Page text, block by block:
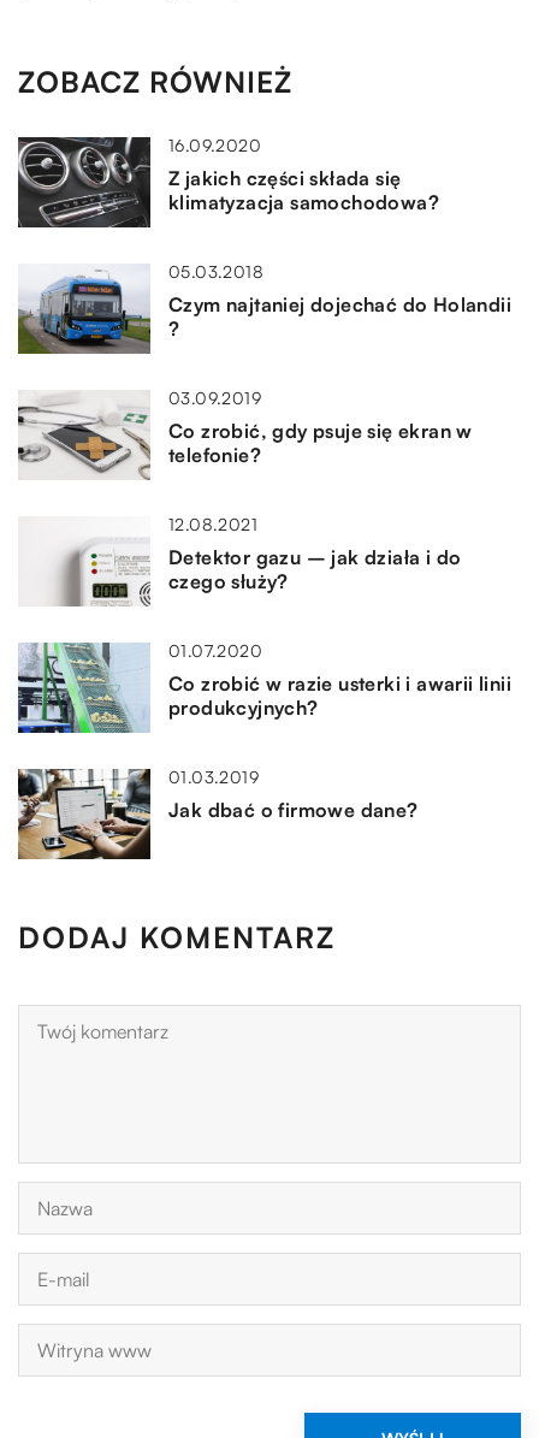
ZOBACZ RÓWNIEŻ
16.09.2020
Z jakich części składa się
klimatyzacja samochodowa?
05.03.2018
Czym najtaniej dojechać do Holandii
?
03.09.2019
Co zrobić, gdy psuje się ekran w
telefonie?
12.08.2021
Detektor gazu – jak działa i do
czego służy?
01.07.2020
Co zrobić w razie usterki i awarii linii
produkcyjnych?
01.03.2019
Jak dbać o firmowe dane?
DODAJ KOMENTARZ